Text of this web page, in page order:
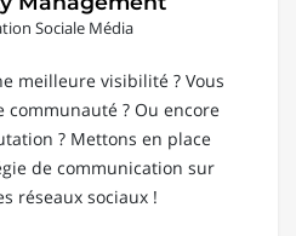
Sociale Média
meilleure visibilité ? Vous
communauté ? Ou encore
? Mettons en place
de communication sur
réseaux sociaux !